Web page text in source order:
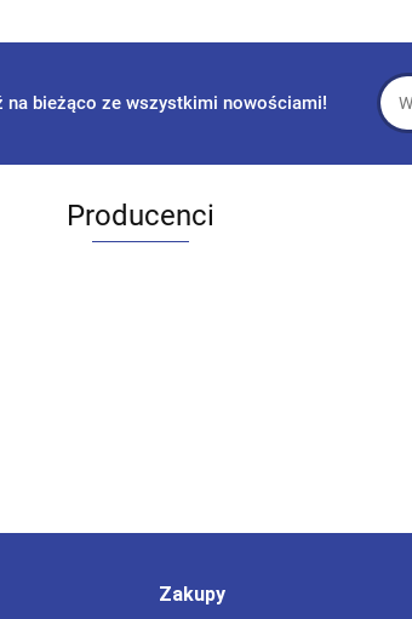
na bieżąco ze wszystkimi nowościami!
Producenci
Zakupy